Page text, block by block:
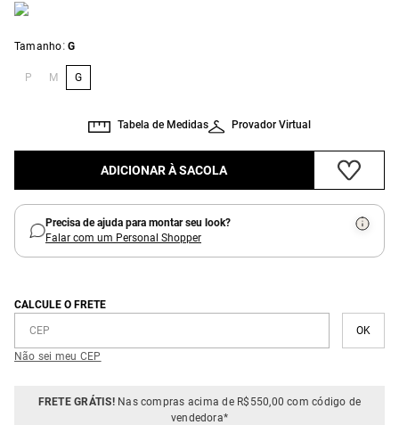
Tamanho: G
P M G
Provador Virtual
Tabela de Medidas
ADICIONAR À SACOLA
Precisa de ajuda para montar seu look?
Falar com um Personal Shopper
CALCULE O FRETE
Não sei meu CEP
FRETE GRÁTIS!Nas compras acima de R$550,00 com código de
vendedora*